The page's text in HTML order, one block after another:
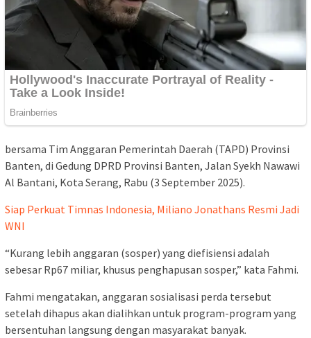
bersama Tim Anggaran Pemerintah Daerah (TAPD) Provinsi
Banten, di Gedung DPRD Provinsi Banten, Jalan Syekh Nawawi
Al Bantani, Kota Serang, Rabu (3 September 2025).
Siap Perkuat Timnas Indonesia, Miliano Jonathans Resmi Jadi
WNI
“Kurang lebih anggaran (sosper) yang diefisiensi adalah
sebesar Rp67 miliar, khusus penghapusan sosper,” kata Fahmi.
Fahmi mengatakan, anggaran sosialisasi perda tersebut
setelah dihapus akan dialihkan untuk program-program yang
bersentuhan langsung dengan masyarakat banyak.